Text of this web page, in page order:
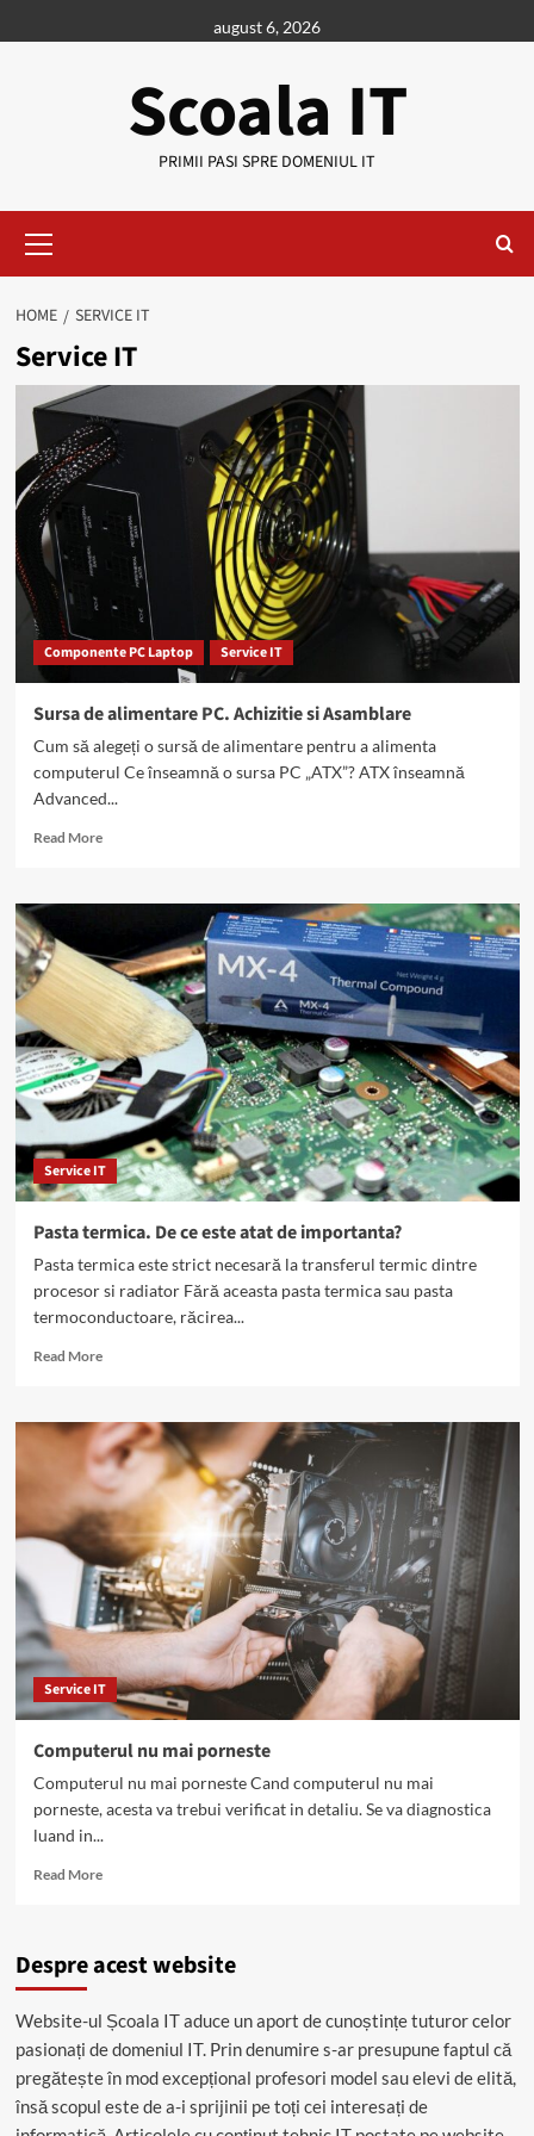
to
august 6, 2026
Scoala IT
PRIMII PASI SPRE DOMENIUL IT
Menu
HOME SERVICE IT
Service IT
Componente PC Laptop Service IT
Sursa de alimentare PC. Achizitie si Asamblare
Cum să alegeți o sursă de alimentare pentru a alimenta
computerul Ce înseamnă o sursa PC „ATX”? ATX înseamnă
Advanced...
Read MoreRead
Sursa
alimentare
PC.
Achizitie
si
Asamblare
Service IT
Pasta termica. De ce este atat de importanta?
Pasta termica este strict necesară la transferul termic dintre
procesor si radiator Fără aceasta pasta termica sau pasta
termoconductoare, răcirea...
Read MoreRead
Pasta
termica.
De
ce
este
atat
de
importanta?
Service IT
Computerul nu mai porneste
Computerul nu mai porneste Cand computerul nu mai
porneste, acesta va trebui verificat in detaliu. Se va diagnostica
luand in...
Read MoreRead
nu
Despre acest website
Website-ul Școala IT aduce un aport de cunoștințe tuturor celor
pasionați de domeniul IT. Prin denumire s-ar presupune faptul că
pregătește în mod excepțional profesori model sau elevi de elită,
însă scopul este de a-i sprijinii pe toți cei interesați de